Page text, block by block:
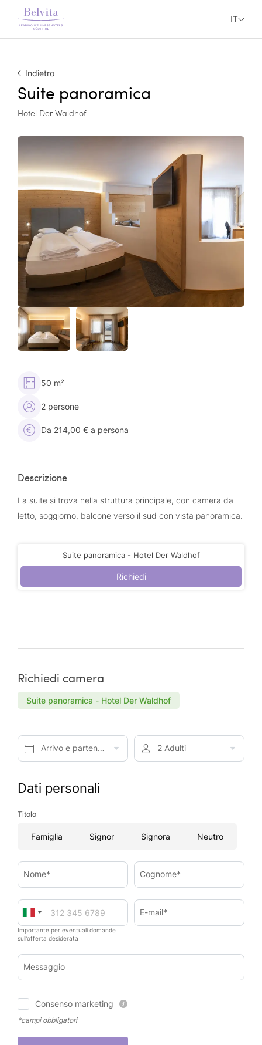
IT
Indietro
Suite panoramica
Hotel Der Waldhof
50 m²
2 persone
Da 214,00 € a persona
Descrizione
La suite si trova nella struttura principale, con camera da
letto, soggiorno, balcone verso il sud con vista panoramica.
Suite panoramica - Hotel Der Waldhof
Richiedi
Richiedi camera
Suite panoramica - Hotel Der Waldhof
Arrivo e partenza* 2 Adulti
Dati personali
Titolo
Famiglia Signor Signora Neutro
Nome* Cognome*
Importante per eventuali domande
sull’offerta desiderata
E-mail*
Messaggio
Consenso marketing
*campi obbligatori